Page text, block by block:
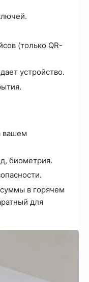
(только QR-
устройство.
вашем
биометрия.
в горячем
для